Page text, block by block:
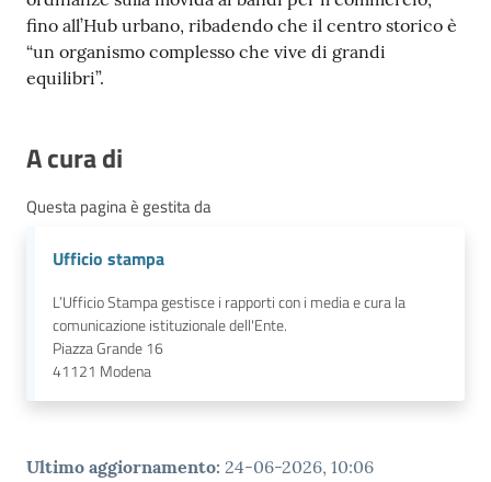
fino all’Hub urbano, ribadendo che il centro storico è
“un organismo complesso che vive di grandi
equilibri”.
A cura di
Questa pagina è gestita da
Ufficio stampa
L’Ufficio Stampa gestisce i rapporti con i media e cura la
comunicazione istituzionale dell'Ente.
Piazza Grande 16
41121 Modena
Ultimo aggiornamento: 24-06-2026, 10:06